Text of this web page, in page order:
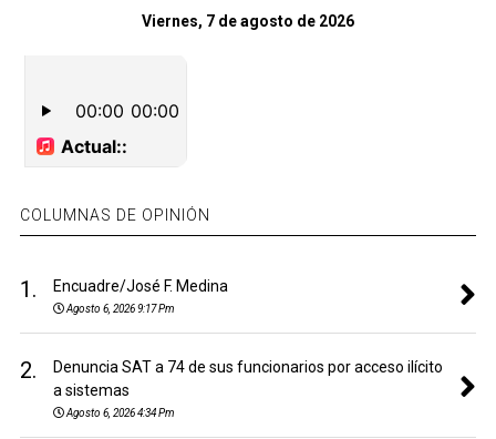
Viernes, 7 de agosto de 2026
COLUMNAS DE OPINIÓN
1. Encuadre/José F. Medina
Agosto 6, 2026 9:17 Pm
2.
Denuncia SAT a 74 de sus funcionarios por acceso ilícito
a sistemas
Agosto 6, 2026 4:34 Pm